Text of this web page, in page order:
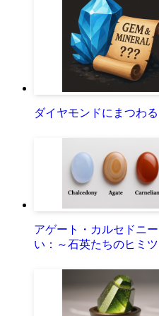
ダイヤモンドにまつわ
アゲート・カルセドニ
い：～石英たちのヒミツ